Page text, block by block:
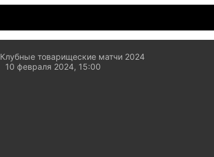
Клубные товарищеские матчи 2024
10 февраля 2024, 15:00